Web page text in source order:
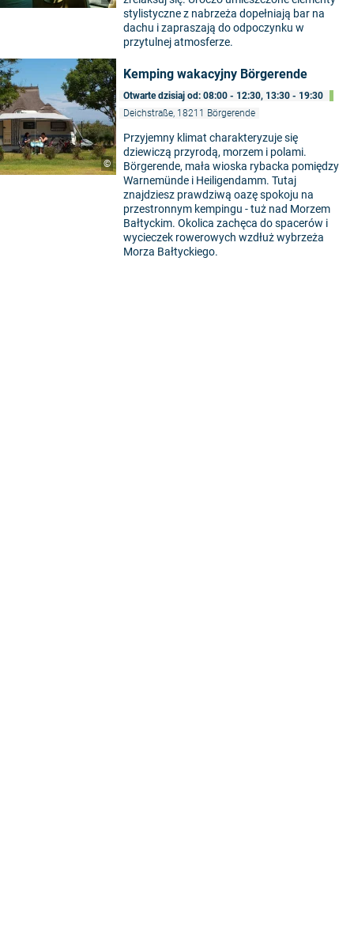
stylistyczne z nabrzeża dopełniają bar na
dachu i zapraszają do odpoczynku w
przytulnej atmosferze.
©
Kemping wakacyjny Börgerende
Otwarte dzisiaj od: 08:00 - 12:30, 13:30 - 19:30
Deichstraße, 18211 Börgerende
Przyjemny klimat charakteryzuje się
dziewiczą przyrodą, morzem i polami.
Börgerende, mała wioska rybacka pomiędzy
Warnemünde i Heiligendamm. Tutaj
znajdziesz prawdziwą oazę spokoju na
przestronnym kempingu - tuż nad Morzem
Bałtyckim. Okolica zachęca do spacerów i
wycieczek rowerowych wzdłuż wybrzeża
Morza Bałtyckiego.